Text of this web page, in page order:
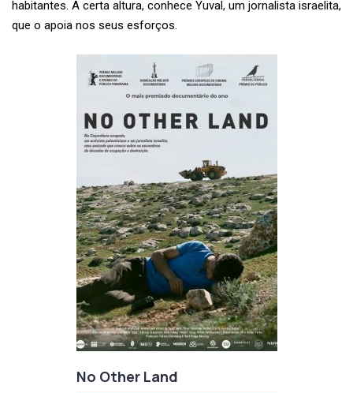
No Other Land
habitantes. A certa altura, conhece Yuval, um jornalista israelita,
que o apoia nos seus esforços.